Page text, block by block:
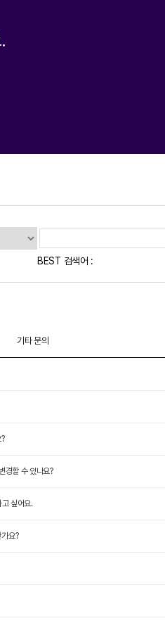
BEST 검색어 :
기타 문의
경할 수 있나요?
싶어요.
요?